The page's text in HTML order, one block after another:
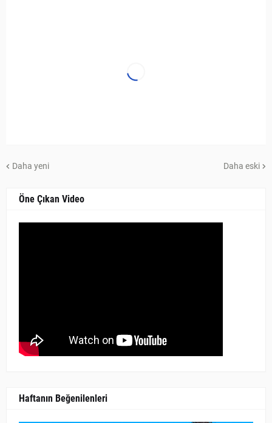
Daha yeni Daha eski
Öne Çıkan Video
Haftanın Beğenilenleri